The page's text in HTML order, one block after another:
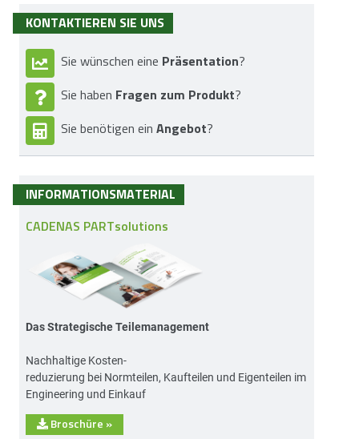
KONTAKTIEREN SIE UNS
Sie wünschen eine Präsentation?
Sie haben Fragen zum Produkt?
Sie benötigen ein Angebot?
INFORMATIONSMATERIAL
CADENAS PARTsolutions
Das Strategische Teilemanagement
Nachhaltige Kosten-
reduzierung bei Normteilen, Kaufteilen und Eigenteilen im
Engineering und Einkauf
Broschüre »